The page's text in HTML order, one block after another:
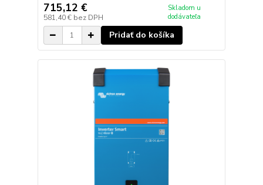
715,12 €
581,40 € bez DPH
Skladom u
dodávateľa
Pridať do košíka